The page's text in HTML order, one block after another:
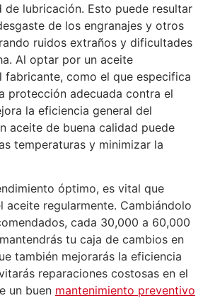
lubricación. Esto puede resultar
de los engranajes y otros
ruidos extraños y dificultades
Al optar por un aceite
fabricante, como el que especifica
protección adecuada contra el
la eficiencia general del
aceite de buena calidad puede
temperaturas y minimizar la
óptimo, es vital que
aceite regularmente. Cambiándolo
cada 30,000 a 60,000
tu caja de cambios en
también mejorarás la eficiencia
reparaciones costosas en el
un buen mantenimiento preventivo